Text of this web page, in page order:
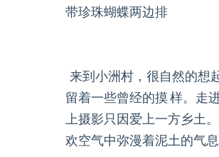
带珍珠蝴蝶两边排
来到小洲村，很自然的想
留着一些曾经的摸 样。走
上摄影只因爱上一方乡土
欢空气中弥漫着泥土的气